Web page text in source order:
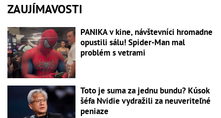
ZAUJÍMAVOSTI
PANIKA v kine, návštevníci hromadne
opustili sálu! Spider-Man mal
problém s vetrami
Toto je suma za jednu bundu? Kúsok
šéfa Nvidie vydražili za neuveriteľné
peniaze